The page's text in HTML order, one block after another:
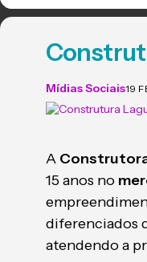
Mídias Sociais19
A
15 anos no
diferenciados
atendendo a